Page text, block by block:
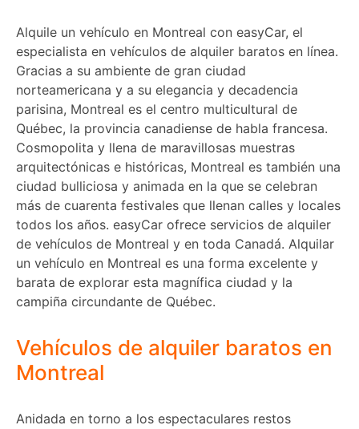
Alquile un vehículo en Montreal con easyCar, el
especialista en vehículos de alquiler baratos en línea.
Gracias a su ambiente de gran ciudad
norteamericana y a su elegancia y decadencia
parisina, Montreal es el centro multicultural de
Québec, la provincia canadiense de habla francesa.
Cosmopolita y llena de maravillosas muestras
arquitectónicas e históricas, Montreal es también una
ciudad bulliciosa y animada en la que se celebran
más de cuarenta festivales que llenan calles y locales
todos los años. easyCar ofrece servicios de alquiler
de vehículos de Montreal y en toda Canadá. Alquilar
un vehículo en Montreal es una forma excelente y
barata de explorar esta magnífica ciudad y la
campiña circundante de Québec.
Vehículos de alquiler baratos en
Montreal
Anidada en torno a los espectaculares restos